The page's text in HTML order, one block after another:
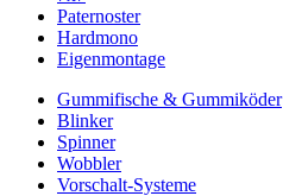
Paternoster
Hardmono
Eigenmontage
Gummifische & Gummiköder
Blinker
Spinner
Wobbler
Vorschalt-Systeme